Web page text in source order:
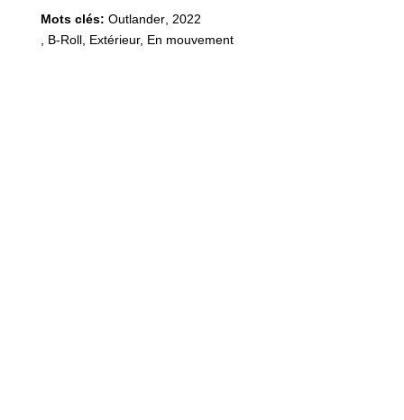
Mots clés: Outlander, 2022
B-Roll, Extérieur, En mouvement